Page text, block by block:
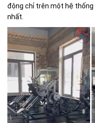
động chỉ trên một hệ thống
nhất.